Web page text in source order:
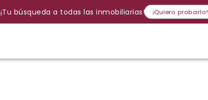
¡Tu búsqueda a todas las inmobiliarias! ¡Quiero probarlo!
Cancelar Si, eliminar
Gracias